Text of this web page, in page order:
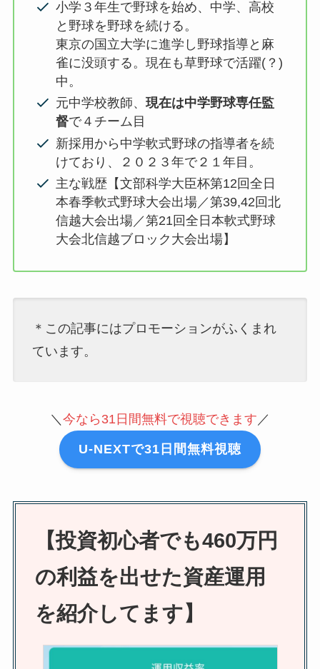
小学３年生で野球を始め、中学、高校
と野球を野球を続ける。
東京の国立大学に進学し野球指導と麻
雀に没頭する。現在も草野球で活躍(？)
中。
元中学校教師、現在は中学野球専任監
督で４チーム目
新採用から中学軟式野球の指導者を続
けており、２０２３年で２１年目。
主な戦歴【文部科学大臣杯第12回全日
本春季軟式野球大会出場／第39,42回北
信越大会出場／第21回全日本軟式野球
大会北信越ブロック大会出場】
＊この記事にはプロモーションがふくまれ
ています。
＼ 今なら31日間無料で視聴できます ／
U-NEXTで31日間無料視聴
【投資初心者でも460万円
の利益を出せた資産運用
を紹介してます】